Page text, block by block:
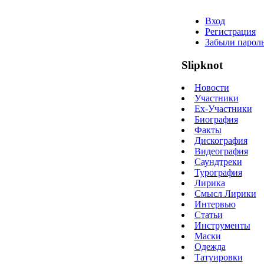
Вход
Регистрация
Забыли
Slipknot
Новости
Участники
Ex-Участники
Биография
Факты
Дискография
Видеография
Саундтреки
Турография
Лирика
Смысл Лирики
Интервью
Статьи
Инструменты
Маски
Одежда
Татуировки